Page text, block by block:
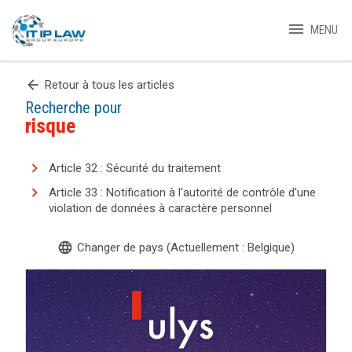
menu MENU
arrow_back Retour à tous les articles
Recherche pour
risque
Article 32 : Sécurité du traitement
Article 33 : Notification à l'autorité de contrôle d'une
violation de données à caractère personnel
language Changer de pays (Actuellement : Belgique)